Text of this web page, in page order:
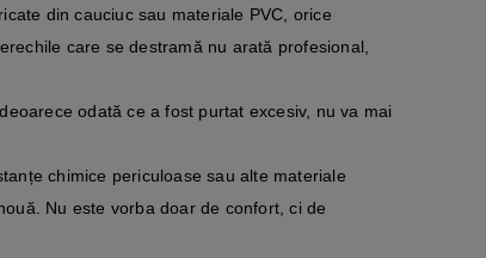
din cauciuc sau materiale PVC, orice
care se destramă nu arată profesional,
odată ce a fost purtat excesiv, nu va mai
chimice periculoase sau alte materiale
Nu este vorba doar de confort, ci de